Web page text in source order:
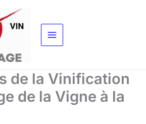
de la Vinification
de la Vigne à la